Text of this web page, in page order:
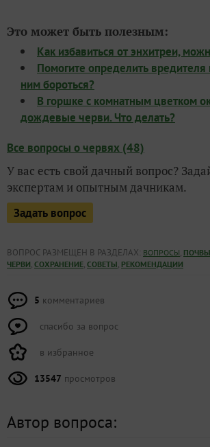
Это может быть полезным:
Как избавиться от энхитреи,
Помогите определить вредителя
ним бороться?
В горшке с комнатным цветком
дождевые черви. Что делать?
Все вопросы о червях (48)
У вас есть свой дачный вопрос?
экспертам и опытным дачникам.
Задать вопрос
ВОПРОС РАЗМЕЩЕН В РАЗДЕЛАХ: ВОПРОСЫ, ПОЧВЫ
ЧЕРВИ, СОХРАНЕНИЕ, СОВЕТЫ, РЕКОМЕНДАЦИИ
5 комментариев
спасибо за вопрос
в избранное
13547 просмотров
Автор вопроса: